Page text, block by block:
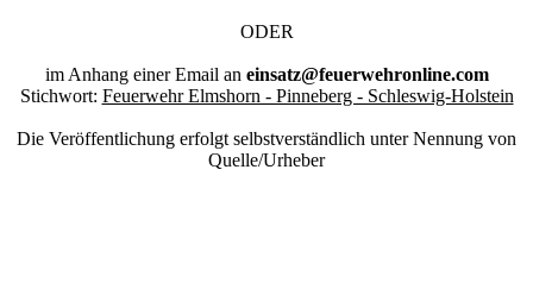
ODER
im Anhang einer Email an einsatz@feuerwehronline.com
Stichwort: Feuerwehr Elmshorn - Pinneberg - Schleswig-Holstein
Die Veröffentlichung erfolgt selbstverständlich unter Nennung von
Quelle/Urheber